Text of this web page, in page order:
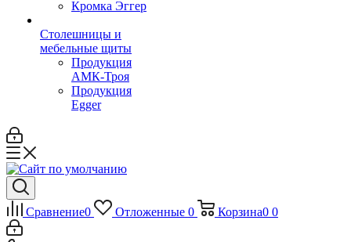
Кромка Эггер
Столешницы и
мебельные щиты
Продукция
АМК-Троя
Продукция
Egger
Сравнение0 Отложенные 0 Корзина0 0